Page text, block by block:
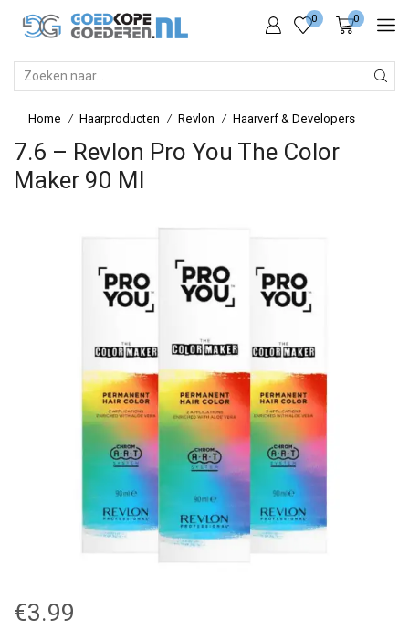
0 0
Home / Haarproducten / Revlon / Haarverf & Developers
7.6 – Revlon Pro You The Color
Maker 90 Ml
€3.99